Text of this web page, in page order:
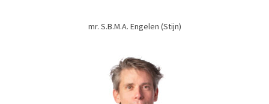
mr. S.B.M.A. Engelen (Stijn)